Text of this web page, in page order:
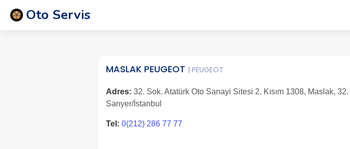
Oto Servis
MASLAK PEUGEOT | PEUGEOT
Adres: 32. Sok. Atatürk Oto Sanayi Sitesi 2. Kısım 1308, Maslak,
Sarıyer/İstanbul
Tel: 0(212) 286 77 77